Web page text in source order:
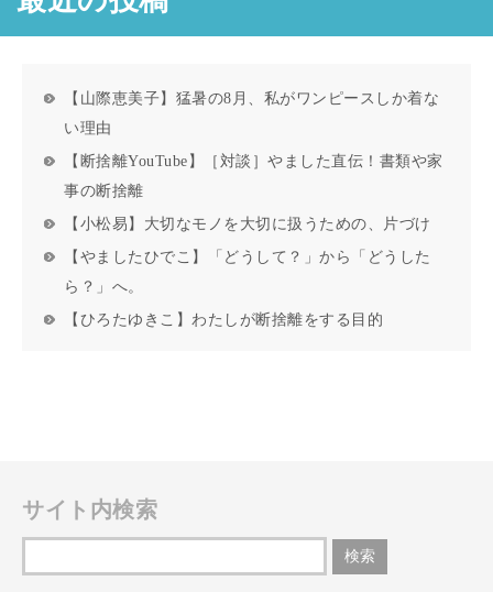
【山際恵美子】猛暑の8月、私がワンピースしか着な
い理由
【断捨離YouTube】［対談］やました直伝！書類や家
事の断捨離
【小松易】大切なモノを大切に扱うための、片づけ
【やましたひでこ】「どうして？」から「どうした
ら？」へ。
【ひろたゆきこ】わたしが断捨離をする目的
サイト内検索